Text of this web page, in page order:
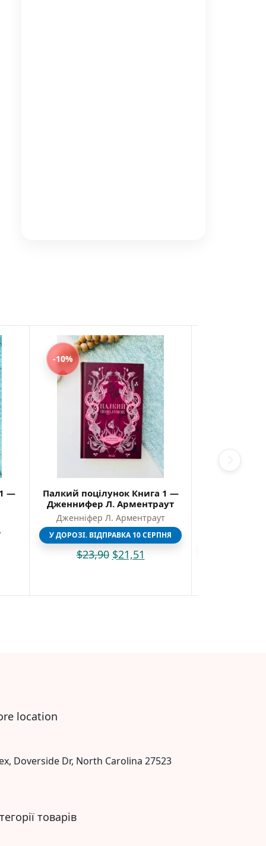
—
-10%
Палкий поцілунок Книга 1 —
Дженнифер Л. Арментраут
Дженніфер Л. Арментраут
У ДОРОЗІ. ВІДПРАВКА 10 СЕРПНЯ
$23,90 $21,51
location
Doverside Dr, North Carolina 27523
товарів